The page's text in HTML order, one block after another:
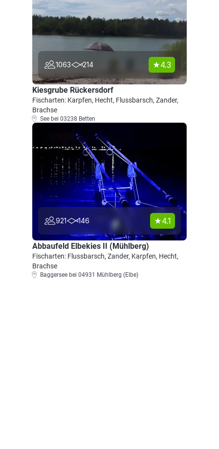
1063 214 4.3
Kiesgrube Rückersdorf
Fischarten: Karpfen, Hecht, Flussbarsch, Zander,
Brachse
See bei 03238 Betten
921 146 4.1
Abbaufeld Elbekies II (Mühlberg)
Fischarten: Flussbarsch, Zander, Karpfen, Hecht,
Brachse
Baggersee bei 04931 Mühlberg (Elbe)